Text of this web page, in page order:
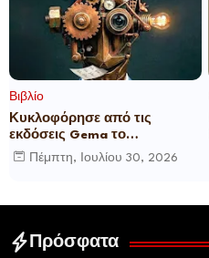
Βιβλίο
Κυκλοφόρησε από τις
εκδόσεις Gema το
μυθιστόρημα του γνωστού
δημοσιογράφου Γεώργιου Θ.
Πέμπτη, Ιουλίου 30, 2026
Πρόσφατα